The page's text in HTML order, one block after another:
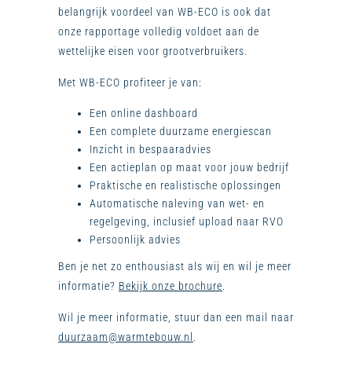
belangrijk voordeel van WB-ECO is ook dat
onze rapportage volledig voldoet aan de
wettelijke eisen voor grootverbruikers.
Met WB-ECO profiteer je van:
Een online dashboard
Een complete duurzame energiescan
Inzicht in bespaaradvies
Een actieplan op maat voor jouw bedrijf
Praktische en realistische oplossingen
Automatische naleving van wet- en
regelgeving, inclusief upload naar RVO
Persoonlijk advies
Ben je net zo enthousiast als wij en wil je meer
informatie? Bekijk onze brochure
Wil je meer informatie, stuur dan een mail naar
duurzaam@warmtebouw.nl